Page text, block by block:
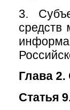
3.
средств
Глава 2.
Статья